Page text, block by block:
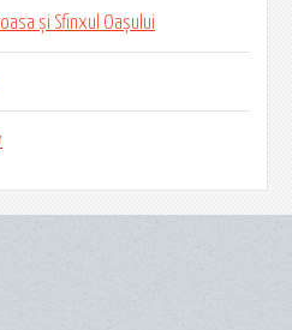
și Sfinxul Oașului